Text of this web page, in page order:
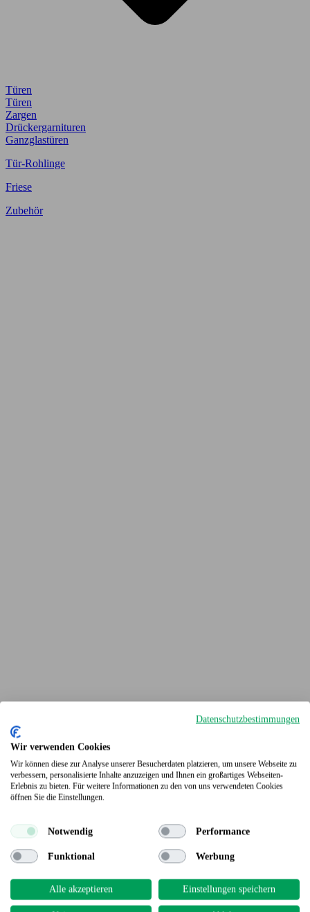
Türen
Türen
Zargen
Drückergarnituren
Ganzglastüren
Tür-Rohlinge
Friese
Zubehör
Terrassendielen
Datenschutzbestimmungen
Wir verwenden Cookies
Wir können diese zur Analyse unserer Besucherdaten platzieren, um unsere Webseite zu
verbessern, personalisierte Inhalte anzuzeigen und Ihnen ein großartiges Webseiten-
Erlebnis zu bieten. Für weitere Informationen zu den von uns verwendeten Cookies
öffnen Sie die Einstellungen.
Notwendig Performance
Funktional Werbung
Alle akzeptieren Einstellungen speichern